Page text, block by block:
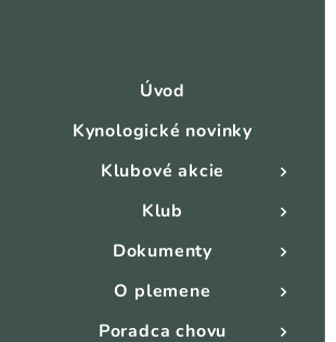
Úvod
Kynologické novinky
Klubové akcie
Klub
Dokumenty
O plemene
Poradca chovu